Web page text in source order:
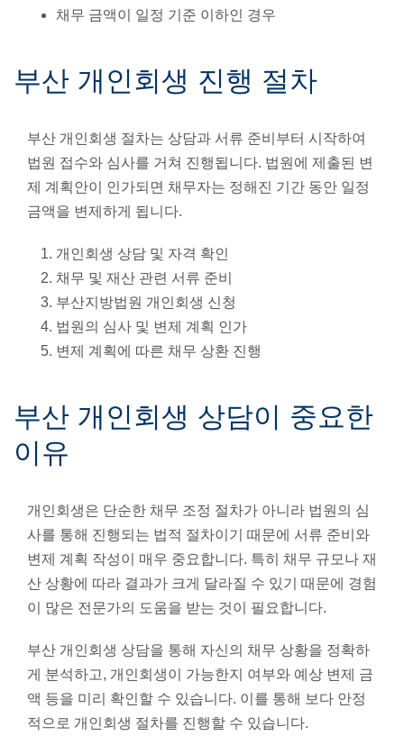
채무 금액이 일정 기준 이하인 경우
부산 개인회생 진행 절차
부산 개인회생 절차는 상담과 서류 준비부터 시작하여
법원 접수와 심사를 거쳐 진행됩니다. 법원에 제출된 변
제 계획안이 인가되면 채무자는 정해진 기간 동안 일정
금액을 변제하게 됩니다.
개인회생 상담 및 자격 확인
채무 및 재산 관련 서류 준비
부산지방법원 개인회생 신청
법원의 심사 및 변제 계획 인가
변제 계획에 따른 채무 상환 진행
부산 개인회생 상담이 중요한
이유
개인회생은 단순한 채무 조정 절차가 아니라 법원의 심
사를 통해 진행되는 법적 절차이기 때문에 서류 준비와
변제 계획 작성이 매우 중요합니다. 특히 채무 규모나 재
산 상황에 따라 결과가 크게 달라질 수 있기 때문에 경험
이 많은 전문가의 도움을 받는 것이 필요합니다.
부산 개인회생 상담을 통해 자신의 채무 상황을 정확하
게 분석하고, 개인회생이 가능한지 여부와 예상 변제 금
액 등을 미리 확인할 수 있습니다. 이를 통해 보다 안정
적으로 개인회생 절차를 진행할 수 있습니다.